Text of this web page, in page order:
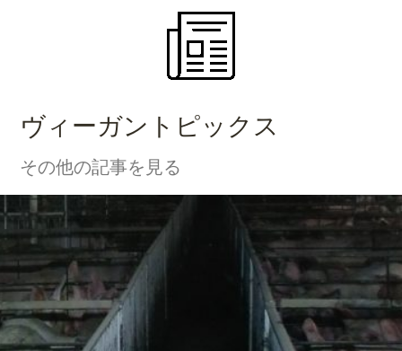
ヴィーガントピックス
その他の記事を見る